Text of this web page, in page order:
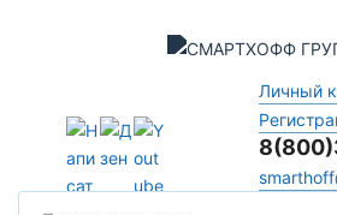
Личный